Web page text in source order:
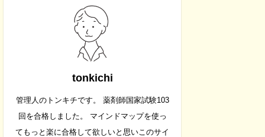
tonkichi
管理人のトンキチです。 薬剤師国家試験103
回を合格しました。 マインドマップを使っ
てもっと楽に合格して欲しいと思いこのサイ